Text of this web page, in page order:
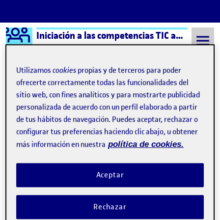
Saltar al contenido
Logo Ágora Iniciación a las competencias TIC aula 6
Semestre 20221 - Aula 6 Yedra Feo Díaz
Yedra Feo Díaz
Cierre del portfolio – Reflexión final
Publicado por
Yedra Feo Díaz
Fecha de publicación
-comentario
Ya hemos llegado a la recta final y nos estamos preparando para
terminar este semestre y afrontar las pruebas finales. Durante el
proyecto y todas las actividades que hemos ido desarrollando he
aprendido en muchos aspectos. Tener que trabajar de forma
Utilizamoscookies propias y de terceros para poder
ofrecerte correctamente todas las funcionalidades del
sitio web, con fines analíticos y para mostrarte publicidad
personalizada de acuerdo con un perfil elaborado a partir
de tus hábitos de navegación. Puedes aceptar, rechazar o
configurar tus preferencias haciendo clic abajo, u obtener
más información en nuestra política de cookies.
Rechazar
Aceptar